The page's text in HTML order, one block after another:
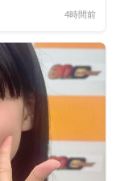
4時間前